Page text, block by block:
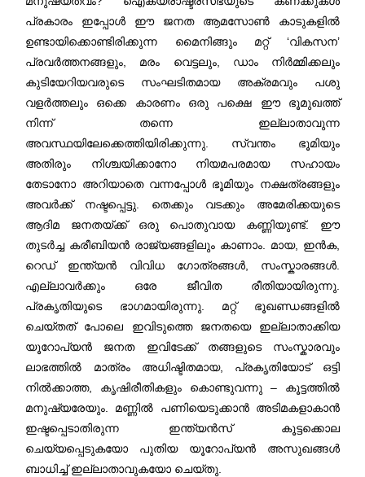
പ്രകാരം ഇപ്പോള്‍ ഈ ജനത ആമസോണ്‍ കാടുകളില്‍
ഉണ്ടായിക്കൊണ്ടിരിക്കുന്ന മൈനിങ്ങും മറ്റ് ‘വികസന’
പ്രവര്‍ത്തനങ്ങളും, മരം വെട്ടലും, ഡാം നിര്‍മ്മിക്കലും
കുടിയേറിയവരുടെ സംഘടിതമായ അക്രമവും പശു
വളര്‍ത്തലും ഒക്കെ കാരണം ഒരു പക്ഷെ ഈ ഭൂമുഖത്ത്
നിന്ന് തന്നെ ഇല്ലാതാവുന്ന
അവസ്ഥയിലേക്കെത്തിയിരിക്കുന്നു. സ്വന്തം ഭൂമിയും
അതിരും നിശ്ചയിക്കാനോ നിയമപരമായ സഹായം
തേടാനോ അറിയാതെ വന്നപ്പോള്‍ ഭൂമിയും നക്ഷത്രങ്ങളും
അവര്‍ക്ക് നഷ്ടപ്പെട്ടു. തെക്കും വടക്കും അമേരിക്കയുടെ
ആദിമ ജനതയ്ക്ക് ഒരു പൊതുവായ കണ്ണിയുണ്ട്. ഈ
തുടര്‍ച്ച കരീബിയൻ രാജ്യങ്ങളിലും കാണാം. മായ, ഇന്‍ക,
റെഡ് ഇന്ത്യന്‍ വിവിധ ഗോത്രങ്ങള്‍, സംസ്കാരങ്ങള്‍.
എല്ലാവര്‍ക്കും ഒരേ ജീവിത രീതിയായിരുന്നു.
പ്രകൃതിയുടെ ഭാഗമായിരുന്നു. മറ്റ് ഭൂഖണ്ഡങ്ങളില്‍
ചെയ്തത് പോലെ ഇവിടുത്തെ ജനതയെ ഇല്ലാതാക്കിയ
യൂറോപ്യന്‍ ജനത ഇവിടേക്ക് തങ്ങളുടെ സംസ്കാരവും
ലാഭത്തിൽ മാത്രം അധിഷ്ടിതമായ, പ്രകൃതിയോട് ഒട്ടി
നില്‍ക്കാത്ത, കൃഷിരീതികളും കൊണ്ടുവന്നു – കൂട്ടത്തില്‍
മനുഷ്യരേയും. മണ്ണില്‍ പണിയെടുക്കാന്‍ അടിമകളാകാന്‍
ഇഷ്ടപ്പെടാതിരുന്ന ഇന്ത്യന്‍സ് കൂട്ടക്കൊല
ചെയ്യപ്പെടുകയോ പുതിയ യൂറോപ്യന്‍ അസുഖങ്ങള്‍
ബാധിച്ച് ഇല്ലാതാവുകയോ ചെയ്തു.